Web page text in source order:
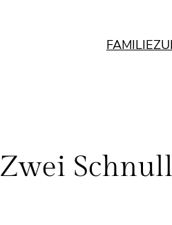
FAMILIE
Zwei